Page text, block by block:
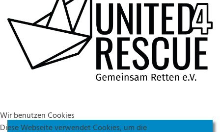
Wir benutzen Cookies
Diese Webseite verwendet Cookies, um die